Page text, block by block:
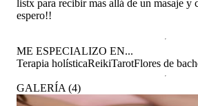
listx para recibir mas allá de un masaje y
espero!!
ME ESPECIALIZO EN...
Terapia holísticaReikiTarotFlores de bach
GALERÍA (4)